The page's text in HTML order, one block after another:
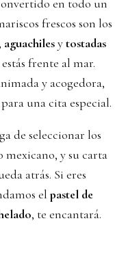
en todo un
frescos son los
, aguachilesytostadas
frente al mar.
y acogedora,
una cita especial.
de seleccionar los
mexicano, y su carta
atrás. Si eres
elpastel de
, te encantará.